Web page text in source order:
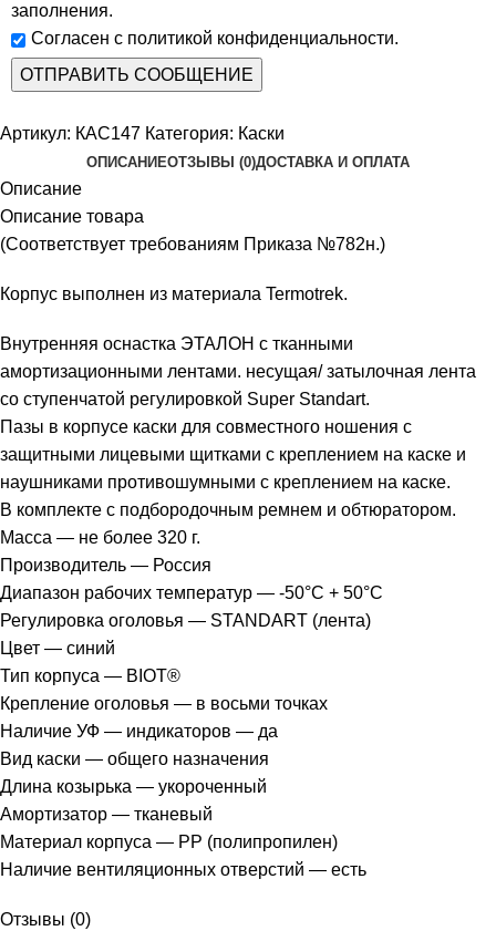
заполнения.
Согласен с политикой конфиденциальности.
Артикул: КАС147 Категория: Каски
ОПИСАНИЕОТЗЫВЫ (0)ДОСТАВКА И ОПЛАТА
Описание
Описание товара
(Соответствует требованиям Приказа №782н.)
Корпус выполнен из материала Termotrek.
Внутренняя оснастка ЭТАЛОН с тканными
амортизационными лентами. несущая/ затылочная лента
со ступенчатой регулировкой Super Standart.
Пазы в корпусе каски для совместного ношения с
защитными лицевыми щитками с креплением на каске и
наушниками противошумными с креплением на каске.
В комплекте с подбородочным ремнем и обтюратором.
Масса — не более 320 г.
Производитель — Россия
Диапазон рабочих температур — -50°C + 50°C
Регулировка оголовья — STANDART (лента)
Цвет — синий
Тип корпуса — BIOT®
Крепление оголовья — в восьми точках
Наличие УФ — индикаторов — да
Вид каски — общего назначения
Длина козырька — укороченный
Амортизатор — тканевый
Материал корпуса — PP (полипропилен)
Наличие вентиляционных отверстий — есть
Отзывы (0)